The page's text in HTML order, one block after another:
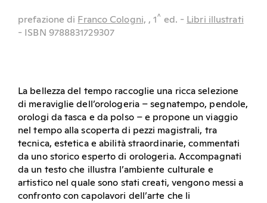
prefazione di Franco Cologni, , 1^ ed. - Libri illustrati
- ISBN 9788831729307
La bellezza del tempo raccoglie una ricca selezione
di meraviglie dell’orologeria – segnatempo, pendole,
orologi da tasca e da polso – e propone un viaggio
nel tempo alla scoperta di pezzi magistrali, tra
tecnica, estetica e abilità straordinarie, commentati
da uno storico esperto di orologeria. Accompagnati
da un testo che illustra l’ambiente culturale e
artistico nel quale sono stati creati, vengono messi a
confronto con capolavori dell’arte che li